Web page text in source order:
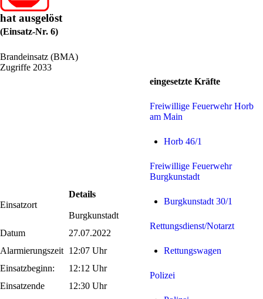
hat ausgelöst
(Einsatz-Nr. 6)
Brandeinsatz (BMA)
Zugriffe 2033
Einsatzort
Details
Burgkunstadt
Datum
27.07.2022
Alarmierungszeit 12:07 Uhr
Einsatzbeginn:
12:12 Uhr
Einsatzende
12:30 Uhr
eingesetzte Kräfte
Freiwillige Feuerwehr Horb
am Main
Horb 46/1
Freiwillige Feuerwehr
Burgkunstadt
Burgkunstadt 30/1
Rettungsdienst/Notarzt
Rettungswagen
Polizei